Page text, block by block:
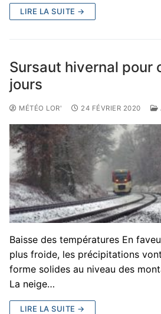
LIRE LA SUITE →
Sursaut hivernal pour
jours
MÉTÉO LOR' 24 FÉVRIER 2020
Baisse des températures En
plus froide, les précipitations
forme solides au niveau des
La neige…
LIRE LA SUITE →